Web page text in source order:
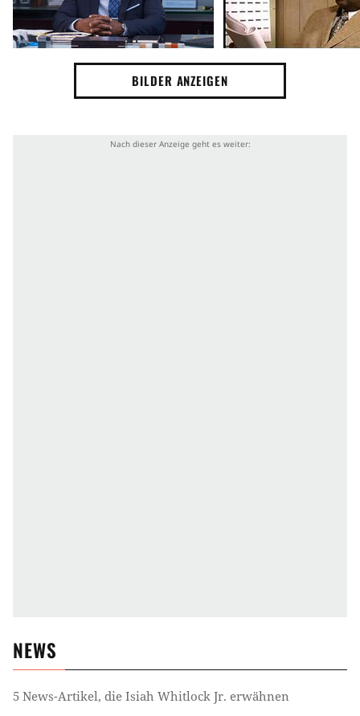
BILDER ANZEIGEN
NEWS
5 News-Artikel, die Isiah Whitlock Jr. erwähnen